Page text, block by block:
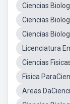
Ciencias
Ciencias
Ciencias
Licenciatura
Ciencias
Fisica
Areas